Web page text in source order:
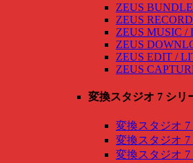
ZEUS
ZEUS
ZEUS MUSIC /
ZEUS
ZEUS EDIT /
ZEUS
変換スタジオ 7 シリ
変換スタジオ 7
変換スタジオ 7
変換スタジオ